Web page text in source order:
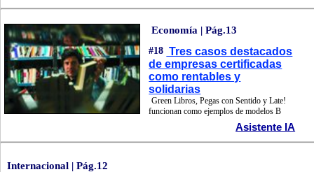
Economía | Pág.13
#18 Tres casos destacados
de empresas certificadas
como rentables y
solidarias
Green Libros, Pegas con Sentido y Late!
funcionan como ejemplos de modelos B
Asistente IA
Internacional | Pág.12